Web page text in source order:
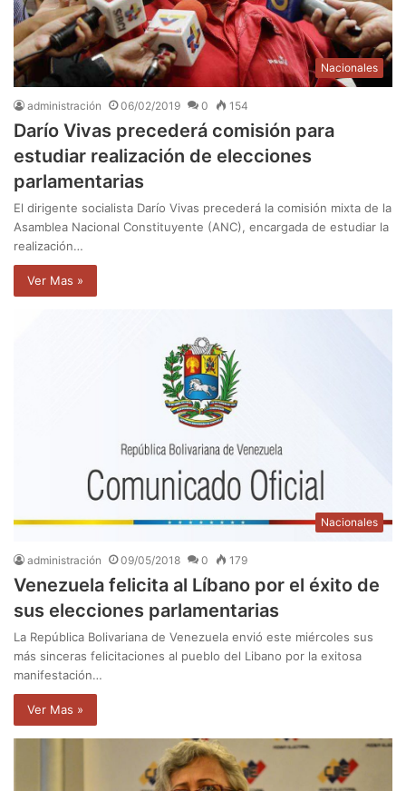
Nacionales
administración 06/02/2019 0 154
Darío Vivas precederá comisión para
estudiar realización de elecciones
parlamentarias
El dirigente socialista Darío Vivas precederá la comisión mixta de la
Asamblea Nacional Constituyente (ANC), encargada de estudiar la
realización…
Ver Mas »
Nacionales
administración 09/05/2018 0 179
Venezuela felicita al Líbano por el éxito de
sus elecciones parlamentarias
La República Bolivariana de Venezuela envió este miércoles sus
más sinceras felicitaciones al pueblo del Libano por la exitosa
manifestación…
Ver Mas »